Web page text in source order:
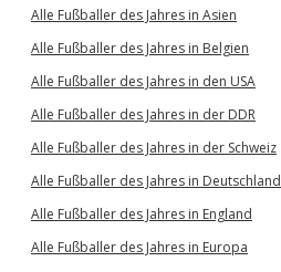
Alle Fußballer des Jahres in Asien
Alle Fußballer des Jahres in Belgien
Alle Fußballer des Jahres in den USA
Alle Fußballer des Jahres in der DDR
Alle Fußballer des Jahres in der Schweiz
Alle Fußballer des Jahres in Deutschland
Alle Fußballer des Jahres in England
Alle Fußballer des Jahres in Europa